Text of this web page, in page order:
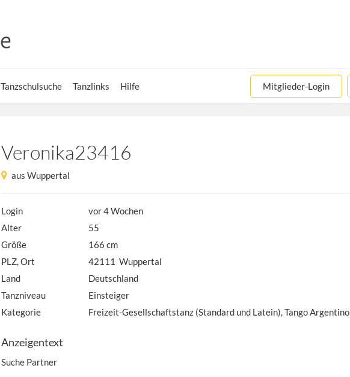
Tanzschulsuche Tanzlinks Hilfe Mitglieder-Login
Veronika23416
aus Wuppertal
Login
vor 4 Wochen
Alter
55
Größe
166 cm
PLZ, Ort
42111 Wuppertal
Land
Deutschland
Tanzniveau
Einsteiger
Kategorie
Freizeit-Gesellschaftstanz (Standard und Latein), Tango Argentino
Anzeigentext
Suche Partner